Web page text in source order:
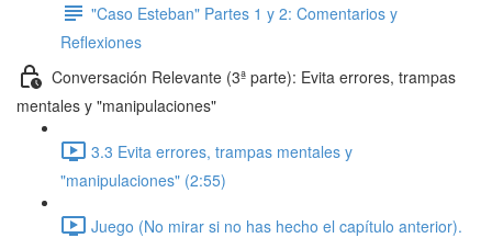
"Caso Esteban" Partes 1 y 2: Comentarios y
Reflexiones
Conversación Relevante (3ª parte): Evita errores, trampas
mentales y "manipulaciones"
3.3 Evita errores, trampas mentales y
"manipulaciones" (2:55)
Juego (No mirar si no has hecho el capítulo anterior).